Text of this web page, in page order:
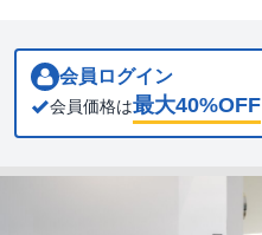
会員ログイン
会員価格は最大40%OFF